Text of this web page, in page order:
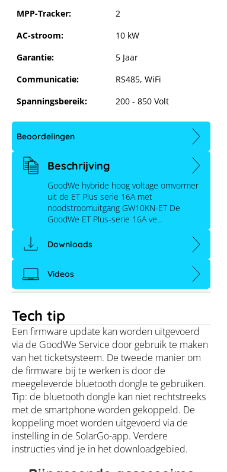
MPP-Tracker:
2
AC-stroom:
10 kW
Garantie:
5 Jaar
Communicatie:
RS485, WiFi
Spanningsbereik:
200 - 850 Volt
Tech tip
Een firmware update kan worden uitgevoerd
via de GoodWe Service door gebruik te maken
van het ticketsysteem. De tweede manier om
de firmware bij te werken is door de
meegeleverde bluetooth dongle te gebruiken.
Tip: de bluetooth dongle kan niet rechtstreeks
met de smartphone worden gekoppeld. De
koppeling moet worden uitgevoerd via de
instelling in de SolarGo-app. Verdere
instructies vind je in het downloadgebied.
Beoordelingen
Beschrijving
GoodWe hybride hoog voltage omvormer
uit de ET Plus serie 16A met
noodstroomuitgang GW10KN-ET De
GoodWe ET Plus-serie 16A ve…
Downloads
Videos